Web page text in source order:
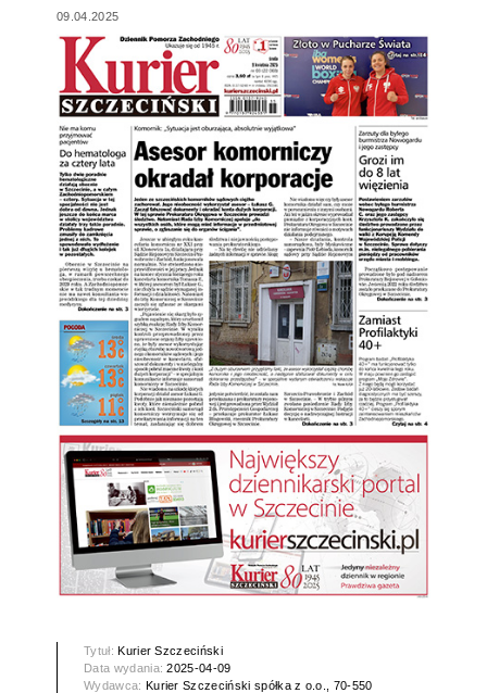
09.04.2025
Tytuł:Kurier Szczeciński
Data wydania:2025-04-09
Wydawca: Kurier Szczeciński spółka z o.o., 70-550